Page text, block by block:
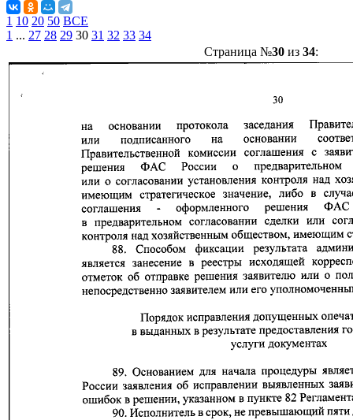
1 10 20 50 ВСЕ
1 ... 27 28 29 30 31 32 33 34
Страница №30из 34: